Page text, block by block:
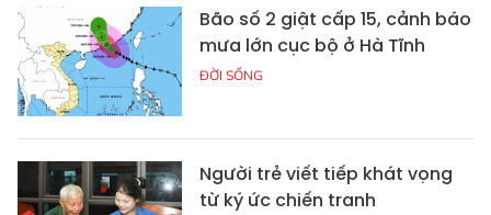
Bão số 2 giật cấp 15, cảnh báo
mưa lớn cục bộ ở Hà Tĩnh
ĐỜI SỐNG
Người trẻ viết tiếp khát vọng
từ ký ức chiến tranh